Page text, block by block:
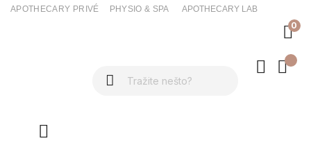
APOTHECARY PRIVÉ PHYSIO & SPA APOTHECARY LAB
0